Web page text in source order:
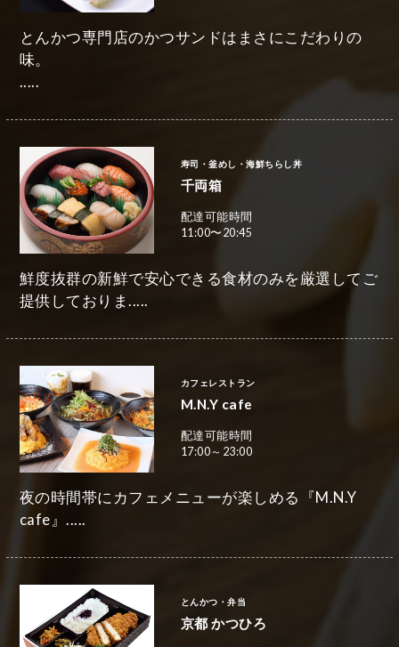
とんかつ専門店のかつサンドはまさにこだわりの
味。
.....
寿司・釜めし・海鮮ちらし丼
千両箱
配達可能時間
11:00〜20:45
鮮度抜群の新鮮で安心できる食材のみを厳選してご
提供しておりま.....
カフェレストラン
M.N.Y cafe
配達可能時間
17:00～23:00
夜の時間帯にカフェメニューが楽しめる『M.N.Y
cafe』.....
とんかつ・弁当
京都 かつひろ